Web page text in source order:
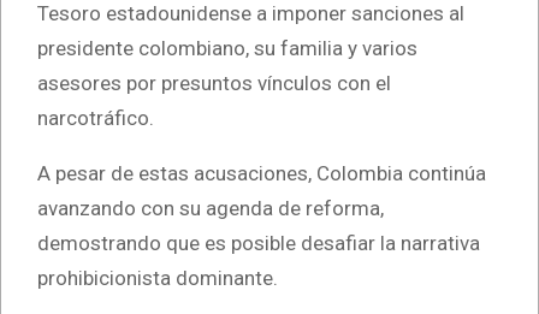
Tesoro estadounidense a imponer sanciones al
presidente colombiano, su familia y varios
asesores por presuntos vínculos con el
narcotráfico.
A pesar de estas acusaciones, Colombia continúa
avanzando con su agenda de reforma,
demostrando que es posible desafiar la narrativa
prohibicionista dominante.